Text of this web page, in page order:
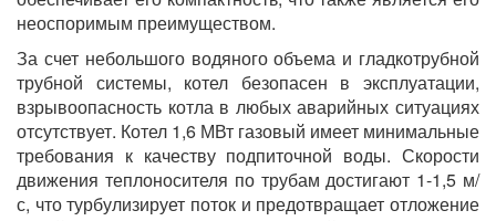
неоспоримым преимуществом.
За счет небольшого водяного объема и гладкотрубной
трубной системы, котел безопасен в эксплуатации,
взрывоопасность котла в любых аварийных ситуациях
отсутствует. Котел 1,6 МВт газовый имеет минимальные
требования к качеству подпиточной воды. Скорости
движения теплоносителя по трубам достигают 1-1,5 м/
с, что турбулизирует поток и предотвращает отложение